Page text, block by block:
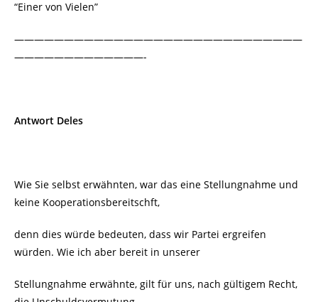
“Einer von Vielen”
—————————————————————————————
—————————————-
Antwort Deles
Wie Sie selbst erwähnten, war das eine Stellungnahme und
keine Kooperationsbereitschft,
denn dies würde bedeuten, dass wir Partei ergreifen
würden. Wie ich aber bereit in unserer
Stellungnahme erwähnte, gilt für uns, nach gültigem Recht,